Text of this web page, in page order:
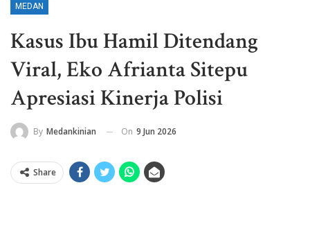
MEDAN
Kasus Ibu Hamil Ditendang
Viral, Eko Afrianta Sitepu
Apresiasi Kinerja Polisi
By Medankinian On 9 Jun 2026
Share